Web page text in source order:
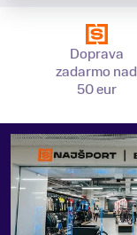
Doprava
zadarmo nad
50 eur